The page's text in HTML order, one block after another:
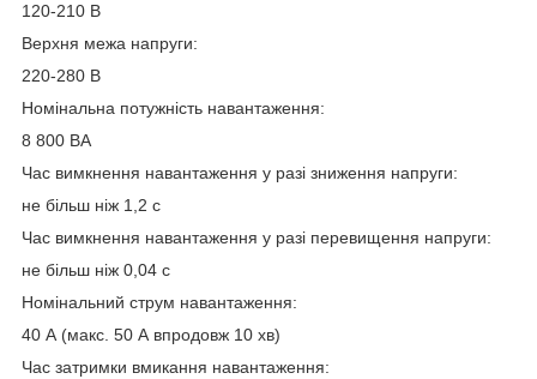
120-210 В
Верхня межа напруги:
220-280 В
Номінальна потужність навантаження:
8 800 ВА
Час вимкнення навантаження у разі зниження напруги:
не більш ніж 1,2 с
Час вимкнення навантаження у разі перевищення напруги:
не більш ніж 0,04 с
Номінальний струм навантаження:
40 А (макс. 50 А впродовж 10 хв)
Час затримки вмикання навантаження: